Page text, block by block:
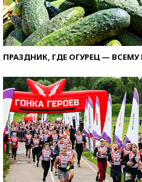
ПРАЗДНИК, ГДЕ ОГУРЕЦ —